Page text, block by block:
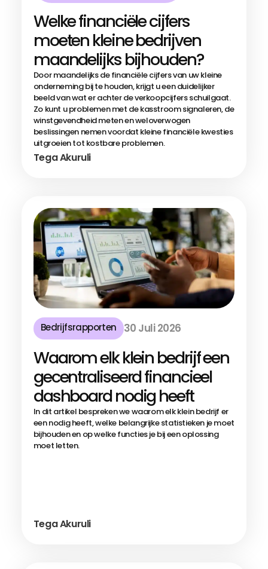
Welke financiële cijfers
moeten kleine bedrijven
maandelijks bijhouden?
Door maandelijks de financiële cijfers van uw kleine
onderneming bij te houden, krijgt u een duidelijker
beeld van wat er achter de verkoopcijfers schuilgaat.
Zo kunt u problemen met de kasstroom signaleren, de
winstgevendheid meten en weloverwogen
beslissingen nemen voordat kleine financiële kwesties
uitgroeien tot kostbare problemen.
Tega Akuruli
Bedrijfsrapporten 30 Juli 2026
Waarom elk klein bedrijf een
gecentraliseerd financieel
dashboard nodig heeft
In dit artikel bespreken we waarom elk klein bedrijf er
een nodig heeft, welke belangrijke statistieken je moet
bijhouden en op welke functies je bij een oplossing
moet letten.
Tega Akuruli